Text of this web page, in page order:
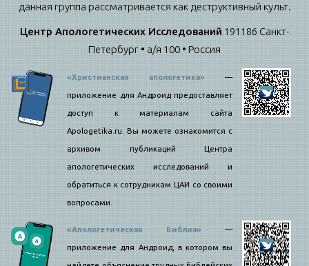
данная группа рассматривается как деструктивный культ.
Центр Апологетических Исследований 191186 Санкт-
Петербург • а/я 100 • Россия
«Христианская апологетика»—
приложение для Андроид предоставляет
доступ к материалам сайта
Apologetika.ru. Вы можете ознакомится с
архивом публикаций Центра
апологетических исследований и
обратиться к сотрудникам ЦАИ со своими
вопросами.
«Апологетическая Библия»—
приложение для Андроид, в котором вы